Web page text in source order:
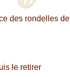
des rondelles de
le retirer